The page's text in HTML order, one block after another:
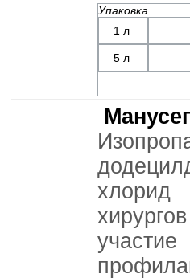
Упаковка
1 л
5 л
хлорид